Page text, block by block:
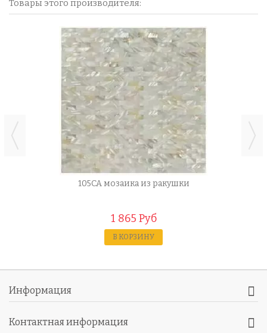
Товары этого производителя:
105CA мозаика из ракушки
1 865 Руб
В КОРЗИНУ
Информация
Контактная информация